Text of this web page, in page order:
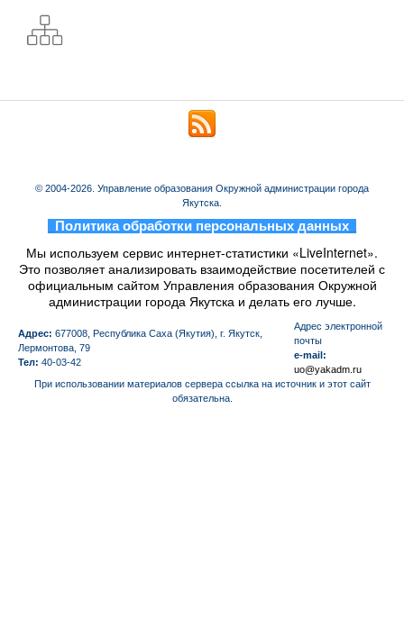
© 2004-2026. Управление образования Окружной администрации города
Якутска.
Политика обработки персональных данных
Мы используем сервис интернет-статистики «LiveInternet».
Это позволяет анализировать взаимодействие посетителей с
официальным сайтом Управления образования Окружной
администрации города Якутска и делать его лучше.
Адрес: 677008, Республика Саха (Якутия), г. Якутск,
Лермонтова, 79
Тел: 40-03-42
Aдрес электронной
почты
e-mail:
uo@yakadm.ru
При использовании материалов сервера ссылка на источник и этот сайт
обязательна.